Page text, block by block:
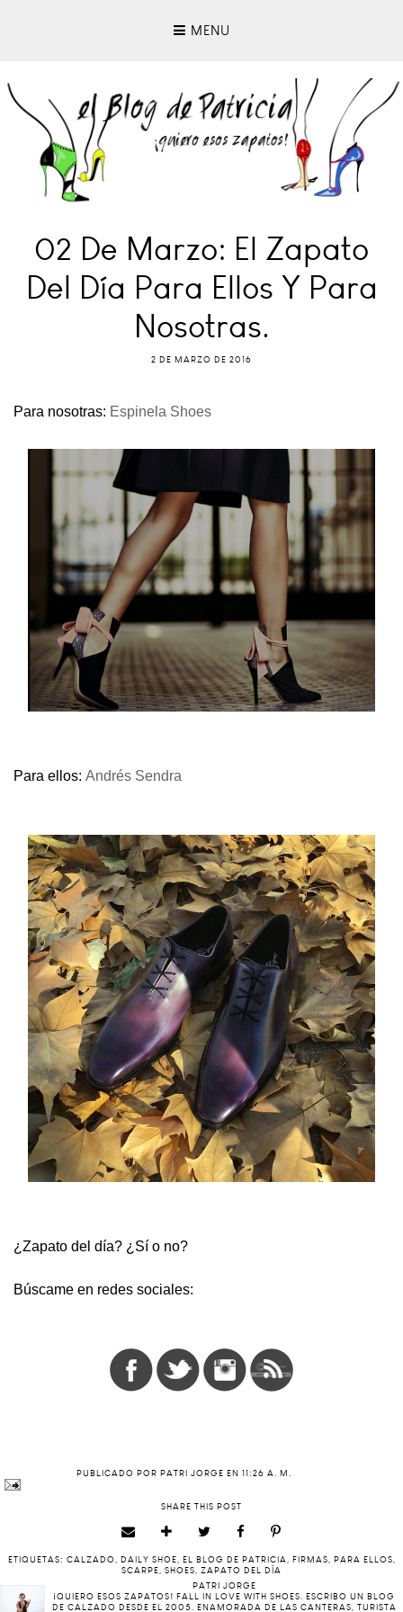
MENU
02 De Marzo: El Zapato
Del Día Para Ellos Y Para
Nosotras.
2 DE MARZO DE 2016
Para nosotras: Espinela Shoes
Para ellos: Andrés Sendra
¿Zapato del día? ¿Sí o no?
Búscame en redes sociales:
PUBLICADO POR PATRI JORGE EN 11:26 A. M.
SHARE THIS POST
ETIQUETAS: CALZADO, DAILY SHOE, EL BLOG DE PATRICIA, FIRMAS, PARA ELLOS,
SCARPE, SHOES, ZAPATO DEL DÍA
PATRI JORGE
¡QUIERO ESOS ZAPATOS! FALL IN LOVE WITH SHOES. ESCRIBO UN BLOG
DE CALZADO DESDE EL 2005. ENAMORADA DE LAS CANTERAS, TURISTA